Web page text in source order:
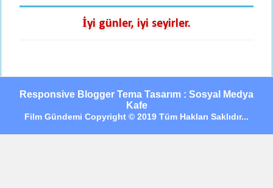
İyi günler, iyi seyirler.
Responsive Blogger Tema Tasarım : Sosyal Medya
Kafe
Film Gündemi Copyright © 2019 Tüm Hakları Saklıdır...